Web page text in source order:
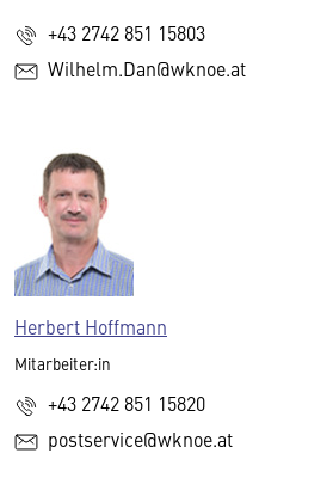
+43 2742 851 15803
Wilhelm.Dan@wknoe.at
Herbert Hoffmann
Mitarbeiter:in
+43 2742 851 15820
postservice@wknoe.at